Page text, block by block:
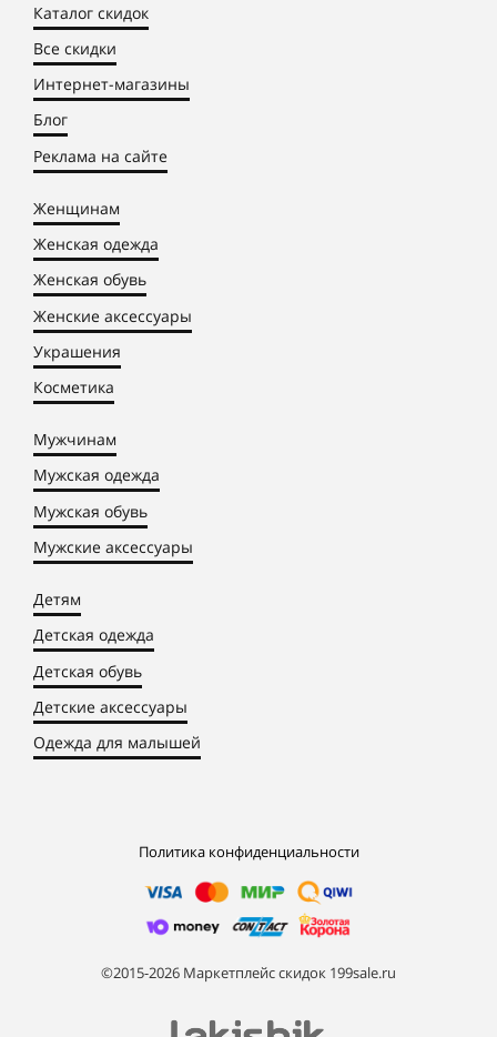
Каталог скидок
Все скидки
Интернет-магазины
Блог
Реклама на сайте
Женщинам
Женская одежда
Женская обувь
Женские аксессуары
Украшения
Косметика
Мужчинам
Мужская одежда
Мужская обувь
Мужские аксессуары
Детям
Детская одежда
Детская обувь
Детские аксессуары
Одежда для малышей
Политика конфиденциальности
©2015-2026 Маркетплейс скидок 199sale.ru